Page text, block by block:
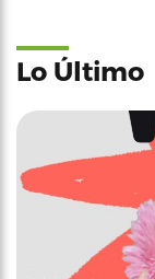
Lo Último